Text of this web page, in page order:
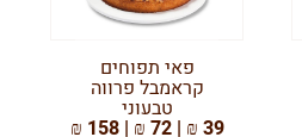
פאי תפוחים
קראמבל פרווה
טבעוני
39 ₪ | 72 ₪ | 158 ₪